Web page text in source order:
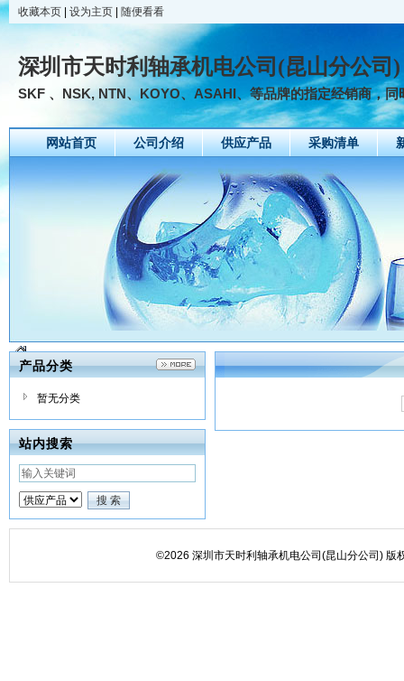
收藏本页 设为主页 随便看看
深圳市天时利轴承机电公司(昆山分公司)
SKF 、NSK, NTN、KOYO、ASAHI、等品牌的指定经销商，同
网站首页 公司介绍 供应产品 采购清单
产品分类
暂无分类
站内搜索
©2026 深圳市天时利轴承机电公司(昆山分公司) 版